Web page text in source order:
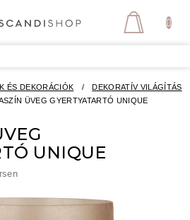
KOSÁR
ÉS DEKORÁCIÓK /
DEKORATÍV VILÁGÍTÁS
ÜVEG GYERTYATARTÓ UNIQUE
UNIQUE